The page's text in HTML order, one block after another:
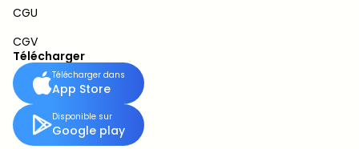
CGU
CGV
Télécharger
Télécharger dans
App Store
Disponible sur
Google play